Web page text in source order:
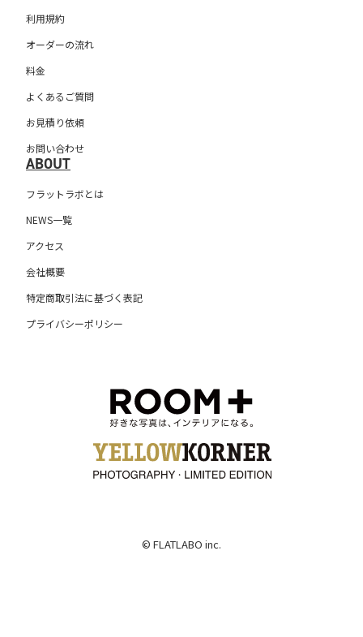
利用規約
オーダーの流れ
料金
よくあるご質問
お見積り依頼
お問い合わせ
ABOUT
フラットラボとは
NEWS一覧
アクセス
会社概要
特定商取引法に基づく表記
プライバシーポリシー
© FLATLABO inc.